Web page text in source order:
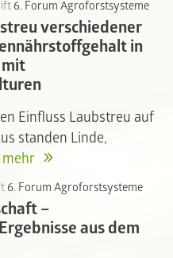
6. Forum Agroforstsysteme
verschiedener
in
Einfluss Laubstreu auf
standen Linde,
mehr
6. Forum Agroforstsysteme
–
aus dem